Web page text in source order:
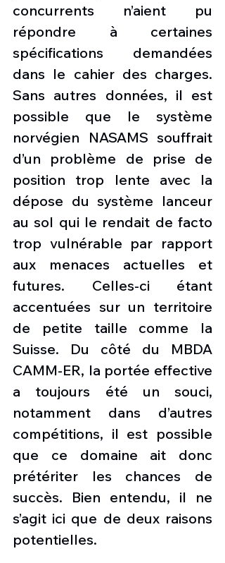
concurrents n’aient pu
répondre à certaines
spécifications demandées
dans le cahier des charges.
Sans autres données, il est
possible que le système
norvégien NASAMS souffrait
d’un problème de prise de
position trop lente avec la
dépose du système lanceur
au sol qui le rendait de facto
trop vulnérable par rapport
aux menaces actuelles et
futures. Celles-ci étant
accentuées sur un territoire
de petite taille comme la
Suisse. Du côté du MBDA
CAMM-ER, la portée effective
a toujours été un souci,
notamment dans d’autres
compétitions, il est possible
que ce domaine ait donc
prétériter les chances de
succès. Bien entendu, il ne
s’agit ici que de deux raisons
potentielles.